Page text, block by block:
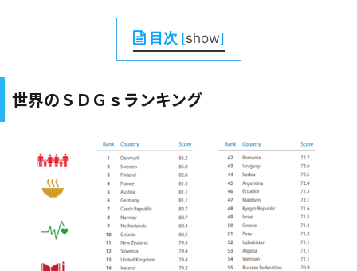
目次 [show]
世界のＳＤＧｓランキング